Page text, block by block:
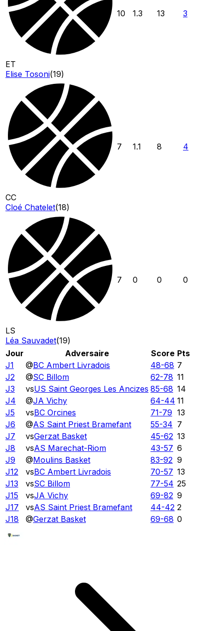
ET
Elise Tosoni(19)
10 1.3 13 3
CC
Cloé Chatelet(18)
7 1.1 8 4
LS
Léa Sauvadet(19)
7 0 0 0
Jour Adversaire Score Pts
J1
@BC Ambert Livradois 48-68 7
J2
@SC Billom 62-78 11
J3
vsUS Saint Georges Les Ancizes 85-68 14
J4
@JA Vichy 64-44 11
J5
vsBC Orcines 71-79 13
J6
@AS Saint Priest Bramefant 55-34 7
J7
vsGerzat Basket 45-62 13
J8
vsAS Marechat-Riom 43-57 6
J9
@Moulins Basket 83-92 9
J12
vsBC Ambert Livradois 70-57 13
J13
vsSC Billom 77-54 25
J15
vsJA Vichy 69-82 9
J17
vsAS Saint Priest Bramefant 44-42 2
J18
@Gerzat Basket 69-68 0